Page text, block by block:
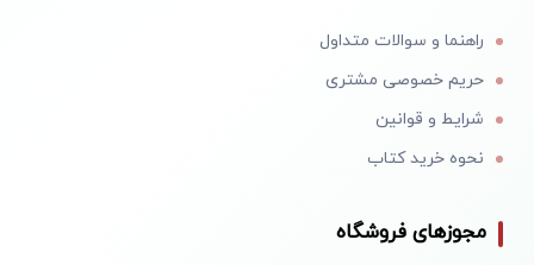
راهنما و سوالات متداول
حریم خصوصی مشتری
شرایط و قوانین
نحوه خرید کتاب
مجوزهای فروشگاه